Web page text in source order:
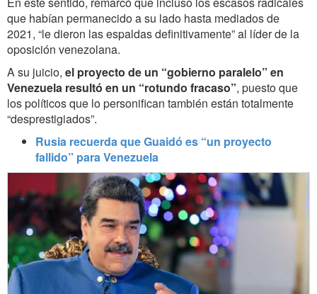
que habían permanecido a su lado hasta mediados de
2021, “le dieron las espaldas definitivamente” al líder de la
oposición venezolana.
A su juicio, el proyecto de un “gobierno paralelo” en
Venezuela resultó en un “rotundo fracaso”, puesto que
los políticos que lo personifican también están totalmente
“desprestigiados”.
Rusia recuerda que Guaidó es “un proyecto
fallido” para Venezuela